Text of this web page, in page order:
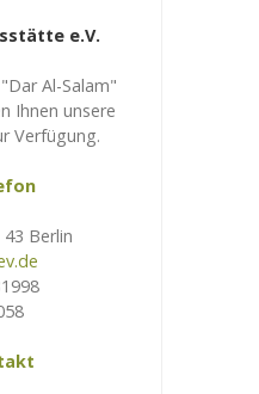
e.V.
Al-Salam"
Ihnen unsere
Verfügung.
Berlin